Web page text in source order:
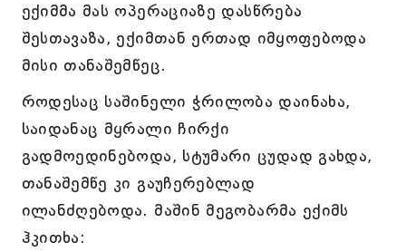
ექიმმა მას ოპერაციაზე დასწრება
შესთავაზა, ექიმთან ერთად იმყოფებოდა
მისი თანაშემწეც.
როდესაც საშინელი ჭრილობა დაინახა,
საიდანაც მყრალი ჩირქი
გადმოედინებოდა, სტუმარი ცუდად გახდა,
თანაშემწე კი გაუჩერებლად
ილანძღებოდა. მაშინ მეგობარმა ექიმს
ჰკითხა: